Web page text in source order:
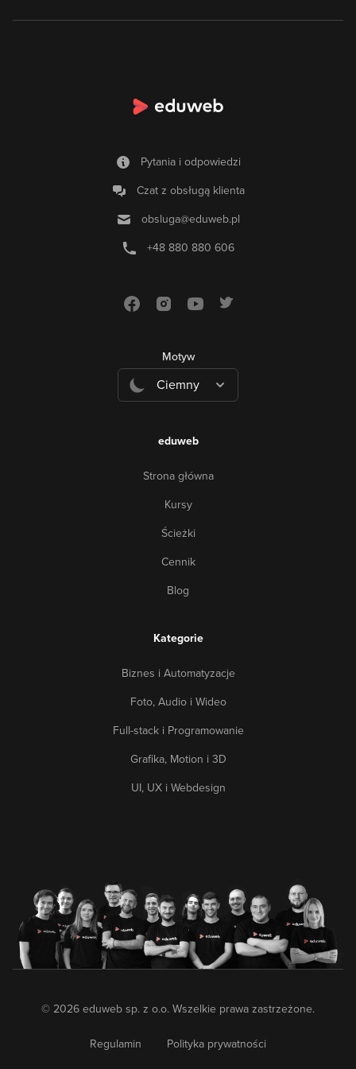
Pytania i odpowiedzi
Czat z obsługą klienta
obsluga@eduweb.pl
+48 880 880 606
Motyw
Ciemny
eduweb
Strona główna
Kursy
Ścieżki
Cennik
Blog
Kategorie
Biznes i Automatyzacje
Foto, Audio i Wideo
Full-stack i Programowanie
Grafika, Motion i 3D
UI, UX i Webdesign
© 2026 eduweb sp. z o.o. Wszelkie prawa zastrzeżone.
Regulamin Polityka prywatności